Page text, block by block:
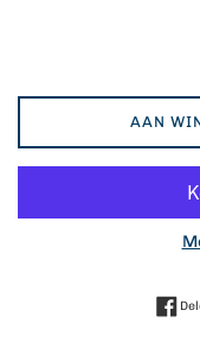
AAN